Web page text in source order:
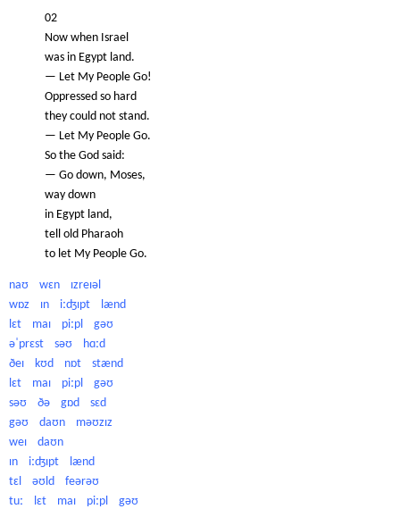
02
Now when Israel
was in Egypt land.
— Let My People Go!
Oppressed so hard
they could not stand.
— Let My People Go.
So the God said:
— Go down, Moses,
way down
in Egypt land,
tell old Pharaoh
to let My People Go.
naʊ wɛn ɪzreɪəl
wɒz ɪn iːʤɪpt lænd
lɛt maɪ piːpl gəʊ
əˈprɛst səʊ hɑːd
ðeɪ kʊd nɒt stænd
lɛt maɪ piːpl gəʊ
səʊ ðə gɒd sɛd
gəʊ daʊn məʊzɪz
weɪ daʊn
ɪn iːʤɪpt lænd
tɛl əʊld feərəʊ
tuː lɛt maɪ piːpl gəʊ